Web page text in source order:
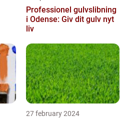
Professionel gulvslibning
i Odense: Giv dit gulv nyt
liv
27 february 2024